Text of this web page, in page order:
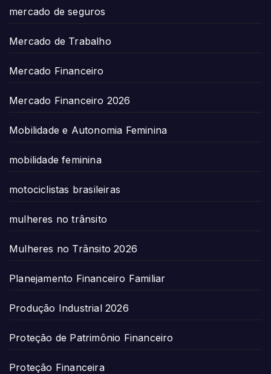
mercado de seguros
Mercado de Trabalho
Mercado Financeiro
Mercado Financeiro 2026
Mobilidade e Autonomia Feminina
mobilidade feminina
motociclistas brasileiras
mulheres no trânsito
Mulheres no Trânsito 2026
Planejamento Financeiro Familiar
Produção Industrial 2026
Proteção de Patrimônio Financeiro
Proteção Financeira